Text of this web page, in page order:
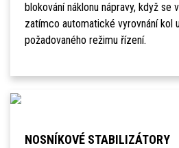
blokování náklonu nápravy, když se
zatímco automatické vyrovnání kol
požadovaného režimu řízení.
NOSNÍKOVÉ STABILIZÁTORY